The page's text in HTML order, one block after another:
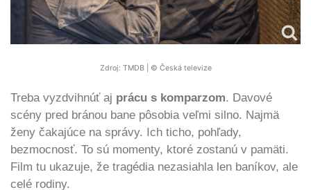
Zdroj: TMDB | © Česká televize
Treba vyzdvihnúť aj prácu s komparzom. Davové
scény pred bránou bane pôsobia veľmi silno. Najmä
ženy čakajúce na správy. Ich ticho, pohľady,
bezmocnosť. To sú momenty, ktoré zostanú v pamäti.
Film tu ukazuje, že tragédia nezasiahla len baníkov, ale
celé rodiny.